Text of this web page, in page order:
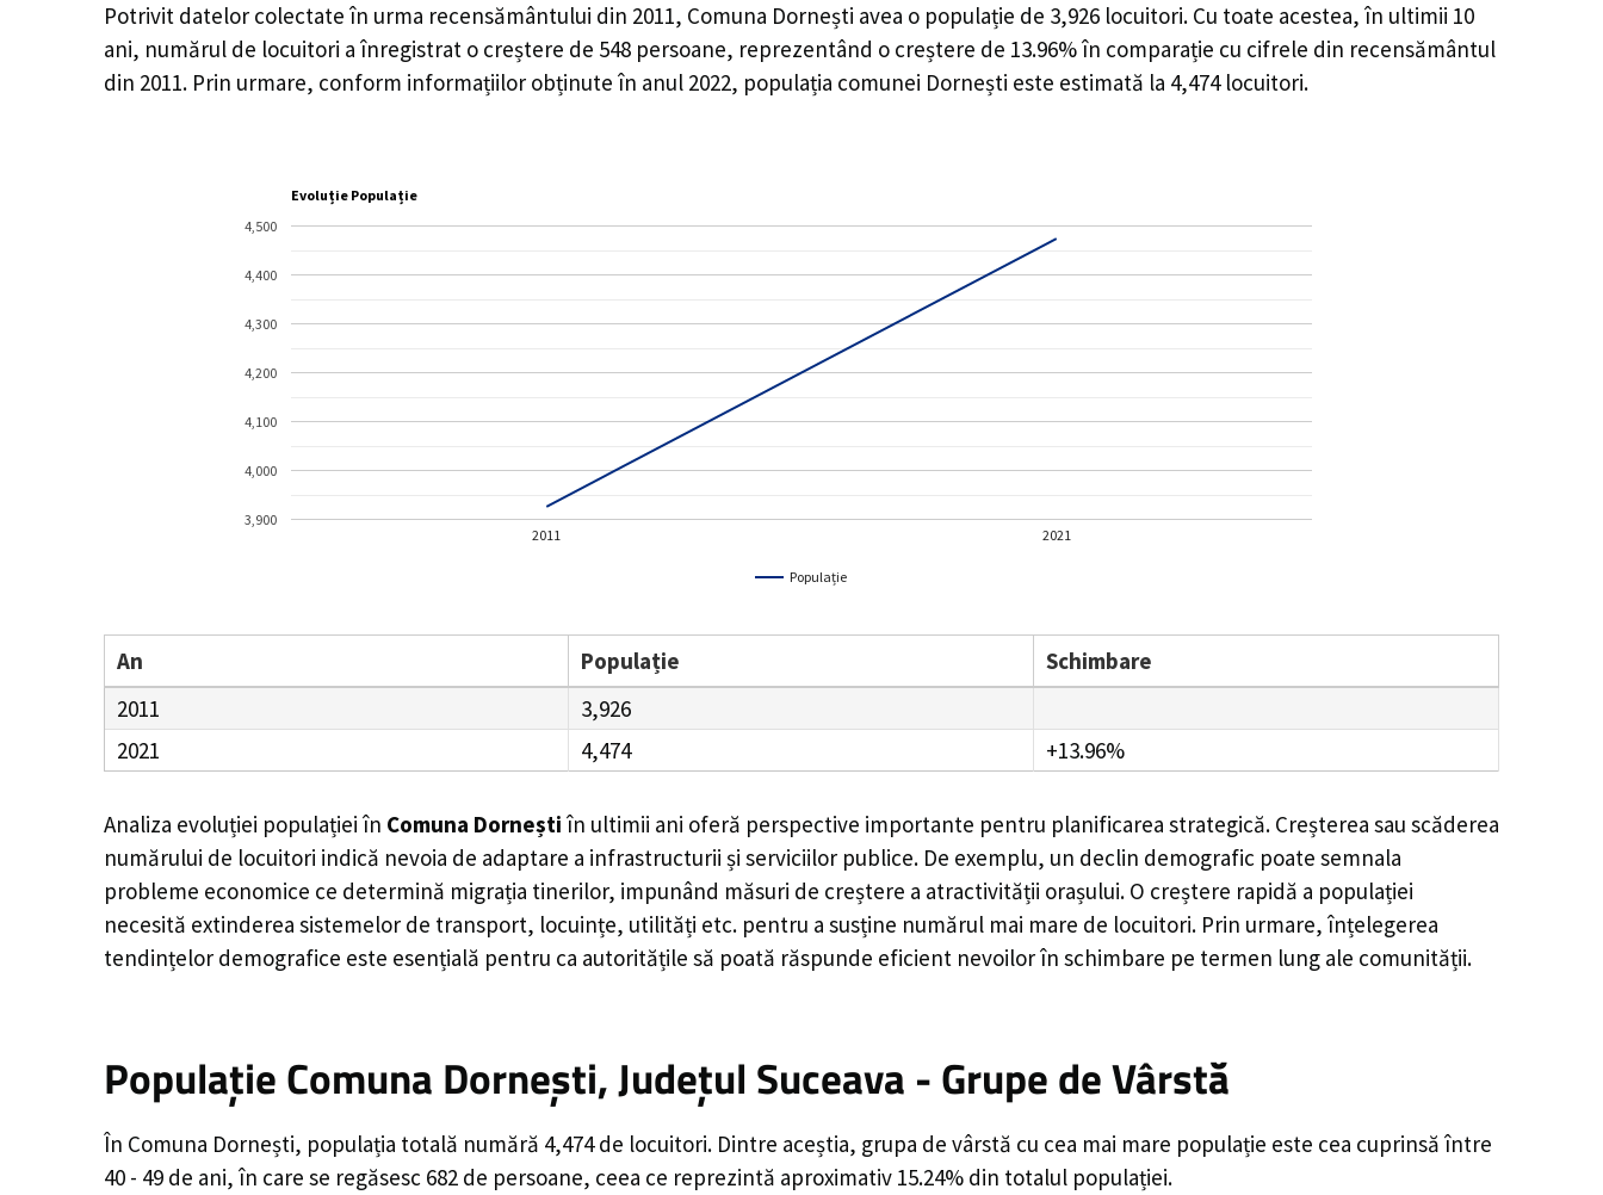
Potrivit datelor colectate în urma recensământului din 2011, Comuna Dornești avea o populație de 3,926 locuitori. Cu toate acestea, în ultimii 10
ani, numărul de locuitori a înregistrat o creștere de 548 persoane, reprezentând o creștere de 13.96%în comparație cu cifrele din recensământul
din 2011. Prin urmare, conform informațiilor obținute în anul 2022, populația comunei Dornești este estimată la 4,474locuitori.
Evoluție Populație
Populație
2011 2021
3,900
4,000
4,100
4,200
4,300
4,400
4,500
An Populație
Schimbare
2011
3,926
2021
4,474 +13.96%
Analiza evoluției populației în Comuna Dornești în ultimii ani oferă perspective importante pentru planificarea strategică. Creșterea sau scăderea
numărului de locuitori indică nevoia de adaptare a infrastructurii și serviciilor publice. De exemplu, un declin demografic poate semnala
probleme economice ce determină migrația tinerilor, impunând măsuri de creștere a atractivității orașului. O creștere rapidă a populației
necesită extinderea sistemelor de transport, locuințe, utilități etc. pentru a susține numărul mai mare de locuitori. Prin urmare, înțelegerea
tendințelor demografice este esențială pentru ca autoritățile să poată răspunde eficient nevoilor în schimbare pe termen lung ale comunității.
Populație Comuna Dornești, Județul Suceava - Grupe de Vârstă
În Comuna Dornești, populația totală numără 4,474 de locuitori. Dintre aceștia, grupa de vârstă cu cea mai mare populație este cea cuprinsă între
40 - 49 de ani, în care se regăsesc 682 de persoane, ceea ce reprezintă aproximativ 15.24% din totalul populației.